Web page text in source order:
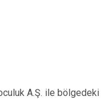
A.Ş. ile bölgedeki